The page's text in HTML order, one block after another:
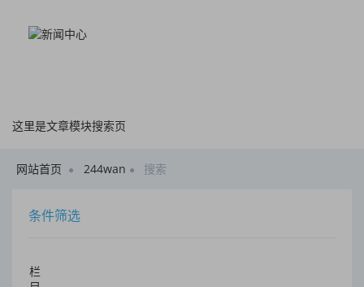
这里是文章模块搜索页
网站首页 244wan 搜索
条件筛选
栏